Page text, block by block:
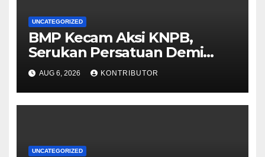
UNCATEGORIZED
BMP Kecam Aksi KNPB,
Serukan Persatuan Demi
Papua yang Kondusif
AUG 6, 2026 KONTRIBUTOR
UNCATEGORIZED